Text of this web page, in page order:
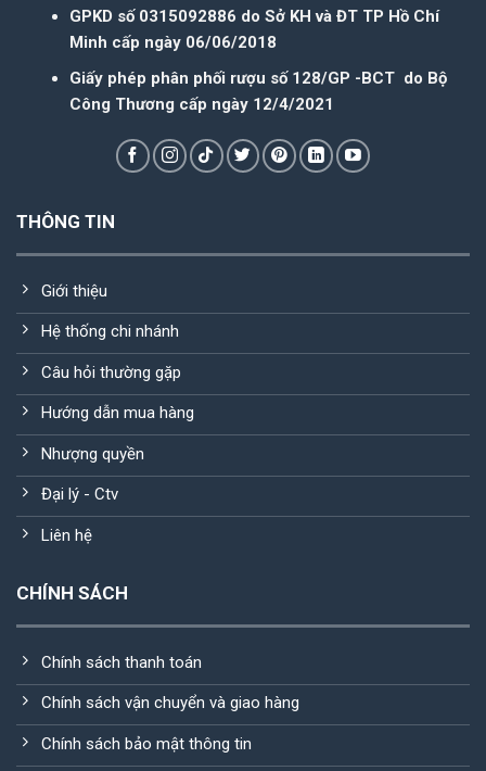
GPKD số 0315092886 do Sở KH và ĐT TP Hồ Chí
Minh cấp ngày 06/06/2018
Giấy phép phân phối rượu số 128/GP -BCT do Bộ
Công Thương cấp ngày 12/4/2021
THÔNG TIN
Giới thiệu
Hệ thống chi nhánh
Câu hỏi thường gặp
Hướng dẫn mua hàng
Nhượng quyền
Đại lý - Ctv
Liên hệ
CHÍNH SÁCH
Chính sách thanh toán
Chính sách vận chuyển và giao hàng
Chính sách bảo mật thông tin